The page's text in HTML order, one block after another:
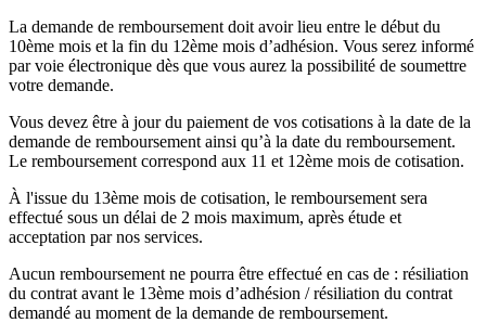
La demande de remboursement doit avoir lieu entre le début du
10ème mois et la fin du 12ème mois d’adhésion. Vous serez informé
par voie électronique dès que vous aurez la possibilité de soumettre
votre demande.
Vous devez être à jour du paiement de vos cotisations à la date de la
demande de remboursement ainsi qu’à la date du remboursement.
Le remboursement correspond aux 11 et 12ème mois de cotisation.
À l'issue du 13ème mois de cotisation, le remboursement sera
effectué sous un délai de 2 mois maximum, après étude et
acceptation par nos services.
Aucun remboursement ne pourra être effectué en cas de : résiliation
du contrat avant le 13ème mois d’adhésion / résiliation du contrat
demandé au moment de la demande de remboursement.